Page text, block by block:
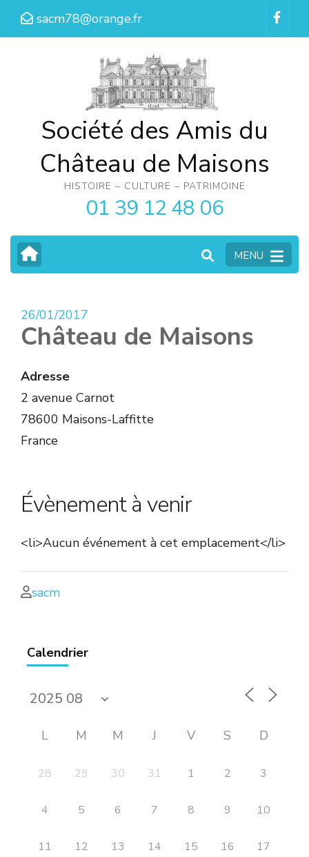
Aller
sacm78@orange.fr
Société des Amis du
Château de Maisons
HISTOIRE – CULTURE – PATRIMOINE
01 39 12 48 06
MENU
26/01/2017
Château de Maisons
Adresse
2 avenue Carnot
78600 Maisons-Laffitte
France
Évènement à venir
<li>Aucun événement à cet emplacement</li>
sacm
Calendrier
L M M J V S D
28 29 30 31 1 2 3
4 5 6 7 8 9 10
11 12 13 14 15 16 17